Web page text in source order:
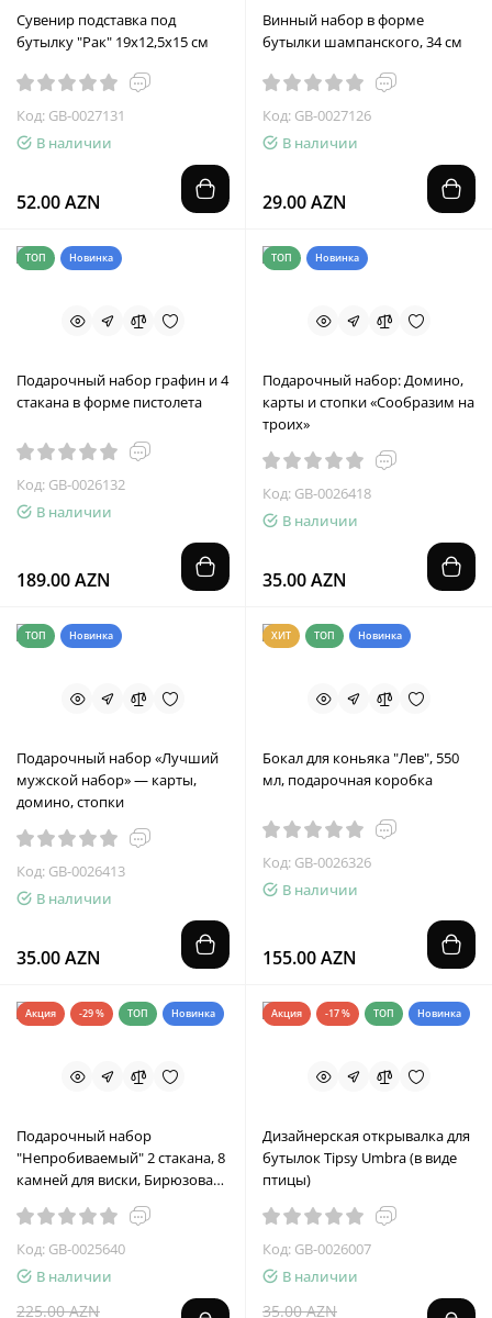
Сувенир подставка под
бутылку "Рак" 19х12,5х15 см
Код: GB-0027131
В наличии
52.00 AZN
Винный набор в форме
бутылки шампанского, 34 см
Код: GB-0027126
В наличии
29.00 AZN
ТОП Новинка
Подарочный набор графин и 4
стакана в форме пистолета
Код: GB-0026132
В наличии
189.00 AZN
ТОП Новинка
Подарочный набор: Домино,
карты и стопки «Сообразим на
троих»
Код: GB-0026418
В наличии
35.00 AZN
ТОП Новинка
Подарочный набор «Лучший
мужской набор» — карты,
домино, стопки
Код: GB-0026413
В наличии
35.00 AZN
ХИТ ТОП Новинка
Бокал для коньяка "Лев", 550
мл, подарочная коробка
Код: GB-0026326
В наличии
155.00 AZN
Акция -29 % ТОП Новинка
Подарочный набор
"Непробиваемый" 2 стакана, 8
камней для виски, Бирюзовая
Код: GB-0025640
В наличии
225.00 AZN
Акция -17 % ТОП Новинка
Дизайнерская открывалка для
бутылок Tipsy Umbra (в виде
птицы)
Код: GB-0026007
В наличии
35.00 AZN